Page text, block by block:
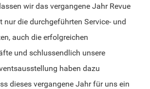
wir das vergangene Jahr Revue
nur die durchgeführten Service- und
auch die erfolgreichen
und schlussendlich unsere
haben dazu
dieses vergangene Jahr für uns ein